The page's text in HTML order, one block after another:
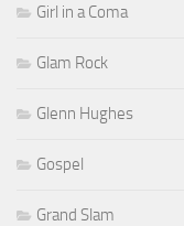
Girl in a Coma
Glam Rock
Glenn Hughes
Gospel
Grand Slam